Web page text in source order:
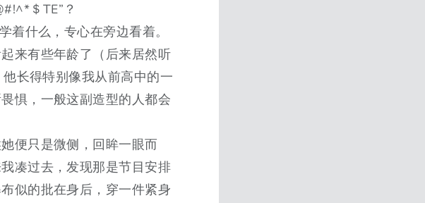
＄TE”？
着什么，专心在旁边看着。
来有些年龄了（后来居然听
长得特别像我从前高中的一
惧，一般这副造型的人都会
便只是微侧，回眸一眼而
凑过去，发现那是节目安排
似的批在身后，穿一件紧身